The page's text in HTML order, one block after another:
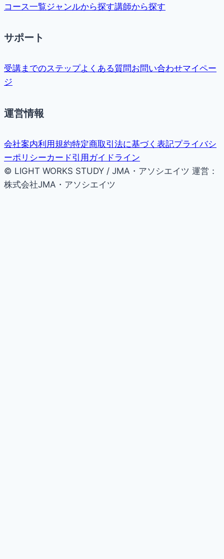
コース一覧ジャンルから探す講師から探す
サポート
受講までのステップよくある質問お問い合わせマイペー
ジ
運営情報
会社案内利用規約特定商取引法に基づく表記プライバシ
ーポリシーカード引用ガイドライン
© LIGHT WORKS STUDY / JMA・アソシエイツ 運営：
株式会社JMA・アソシエイツ